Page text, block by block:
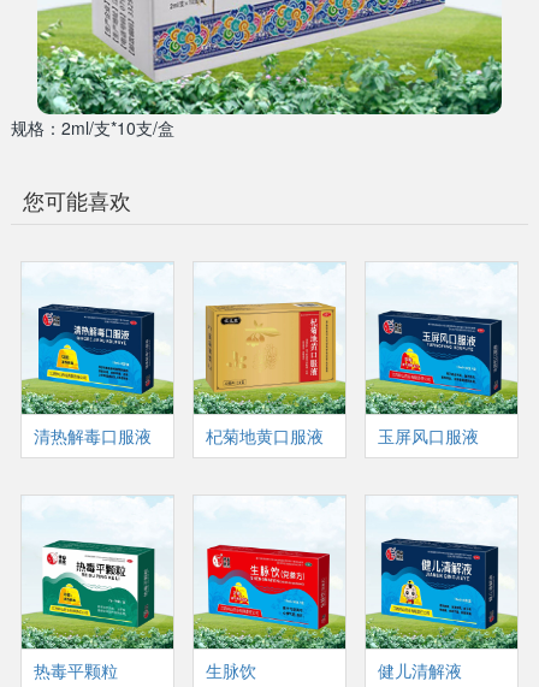
规格：2ml/支*10支/盒
您可能喜欢
清热解毒口服液 杞菊地黄口服液 玉屏风口服液
热毒平颗粒 生脉饮 健儿清解液